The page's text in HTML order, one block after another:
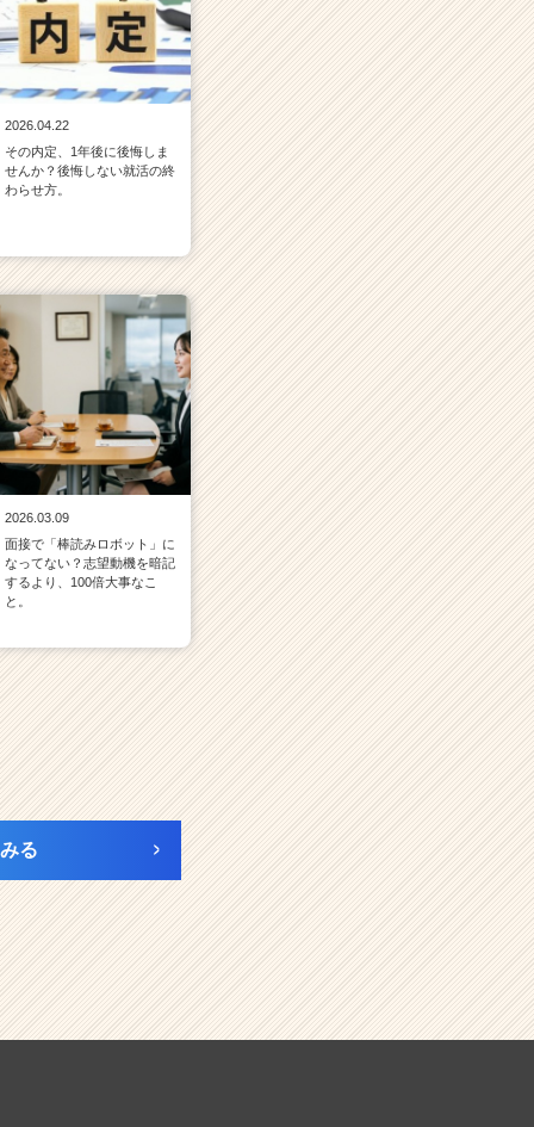
2026.04.22
その内定、1年後に後悔しま
せんか？後悔しない就活の終
わらせ方。
2026.03.09
面接で「棒読みロボット」に
なってない？志望動機を暗記
するより、100倍大事なこ
と。
る